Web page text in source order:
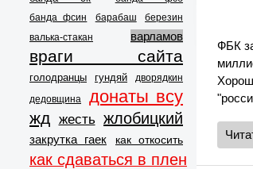
банда фсин
барабаш
березин
валька-стакан
варламов
враги сайта
голодранцы гундяй
дворядкин
дедовщина
донаты всу
жд жесть жлобицкий
закрутка гаек как откосить
как сдаваться в плен
ФБК